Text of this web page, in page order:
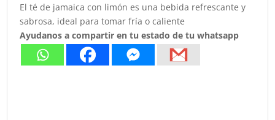
El té de jamaica con limón es una bebida refrescante y
sabrosa, ideal para tomar fría o caliente
Ayudanos a compartir en tu estado de tu whatsapp